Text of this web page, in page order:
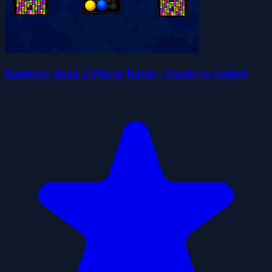
Rainbow Bead 2 Player Battle - Puzzle vs Friend